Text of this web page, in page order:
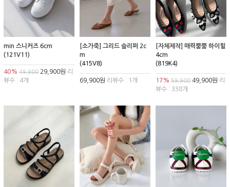
min 스니커즈 6cm
(121V11)
40% 49,900 29,900원 리
뷰수 : 4개
[소가죽] 그리드 슬리퍼 2c
m
(415V8)
69,900원 리뷰수 : 1개
[자체제작] 매력뿜뿜 하이힐
4cm
(819K4)
17% 59,90049,900원 리
뷰수 : 338개